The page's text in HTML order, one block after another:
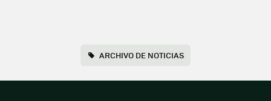
ARCHIVO DE NOTICIAS